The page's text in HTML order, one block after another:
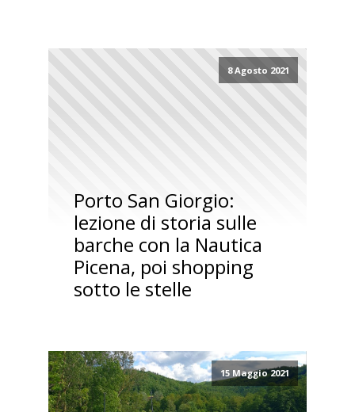
8 Agosto 2021
Porto San Giorgio:
lezione di storia sulle
barche con la Nautica
Picena, poi shopping
sotto le stelle
15 Maggio 2021